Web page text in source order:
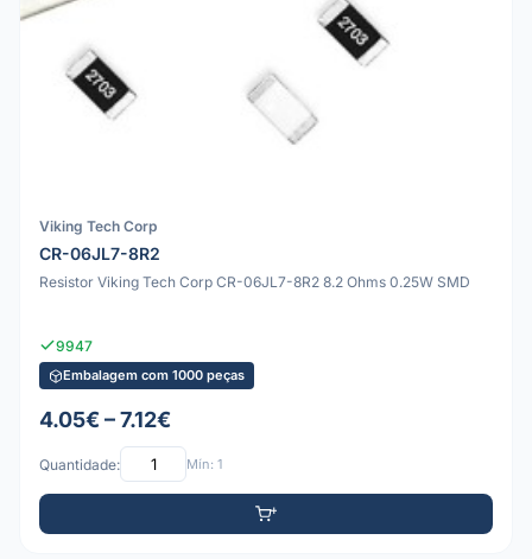
Viking Tech Corp
CR-06JL7-8R2
Resistor Viking Tech Corp CR-06JL7-8R2 8.2 Ohms 0.25W SMD
9947
Embalagem com 1000 peças
4.05€ – 7.12€
Quantidade: Mín: 1